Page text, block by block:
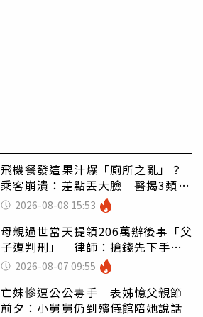
飛機餐發這果汁爆「廁所之亂」？
乘客崩潰：差點丟大臉 醫揭3類人
別亂喝
2026-08-08 15:53
母親過世當天提領206萬辦後事「父
子遭判刑」 律師：搶錢先下手是
罪 2026-08-07 09:55
亡妹慘遭公公毒手 表姊憶父親節
前夕：小舅舅仍到殯儀館陪她說話